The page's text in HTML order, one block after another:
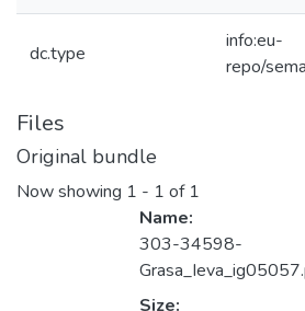
dc.type
info:eu-
repo/
Files
Original bundle
Now showing 1 - 1 of 1
Name:
303-34598-
Size: